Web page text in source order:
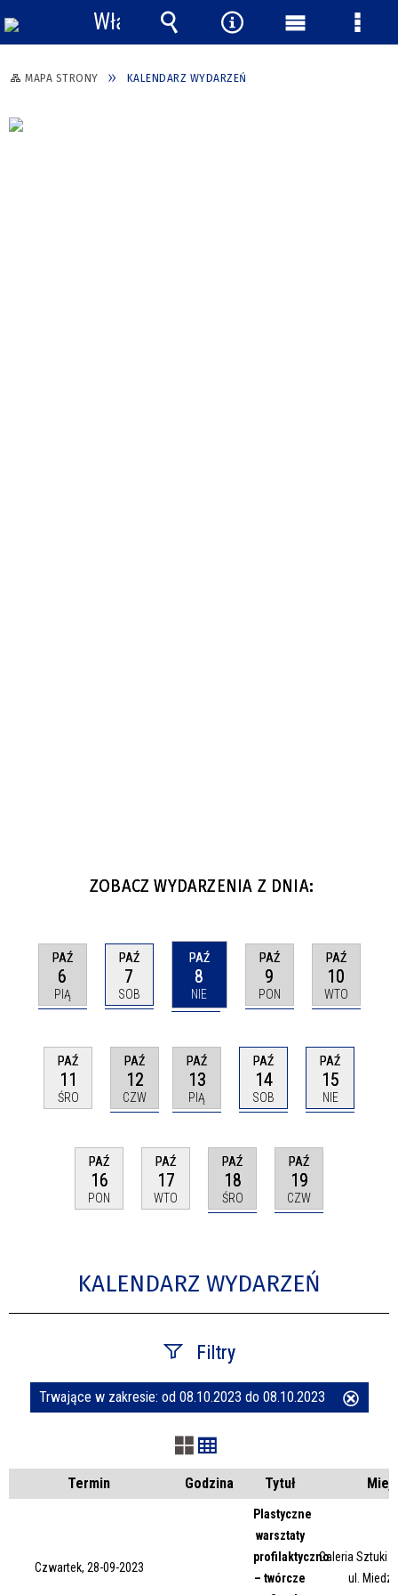
MAPA STRONY KALENDARZ WYDARZEŃ
ZOBACZ WYDARZENIA Z DNIA:
PAŹ
6
PIĄ
PAŹ
7
SOB
PAŹ
8
NIE
PAŹ
9
PON
PAŹ
10
WTO
PAŹ
11
ŚRO
PAŹ
12
CZW
PAŹ
13
PIĄ
PAŹ
14
SOB
PAŹ
15
NIE
PAŹ
16
PON
PAŹ
17
WTO
PAŹ
18
ŚRO
PAŹ
19
CZW
KALENDARZ WYDARZEŃ
Filtry
Szukana fraza
Kategoria
Trwające w zakresie: od 08.10.2023 do 08.10.2023
Termin Godzina Tytuł
Czwartek, 28-09-2023
Plastyczne
warsztaty
profilaktyczno
– twórcze
Galeria Sztuki
ul.
Włącz
powiadomienia
Wyszukiwarka
Narzędzia
Menu Menu